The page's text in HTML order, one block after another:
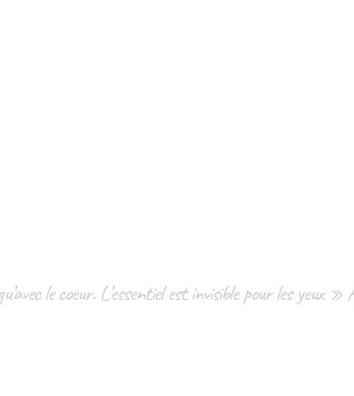
le coeur. L’essentiel est invisible pour les yeux